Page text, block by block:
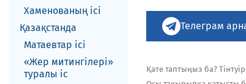
Хаменованың ісі
Қазақстанда
Матаевтар ici
«Жер митингілері»
туралы іс
Телеграм
Қате таптыңыз ба?